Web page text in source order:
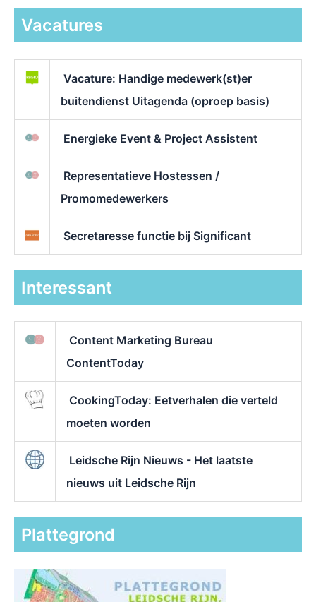
Vacatures
Vacature: Handige medewerk(st)er
buitendienst Uitagenda (oproep basis)
Energieke Event & Project Assistent
Representatieve Hostessen /
Promomedewerkers
Secretaresse functie bij Significant
Interessant
Content Marketing Bureau
ContentToday
CookingToday: Eetverhalen die verteld
moeten worden
Leidsche Rijn Nieuws - Het laatste
nieuws uit Leidsche Rijn
Plattegrond